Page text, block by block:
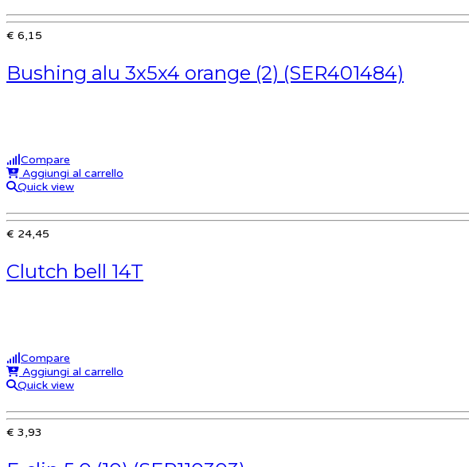
€ 6,15
Bushing alu 3x5x4 orange (2) (SER401484)
Compare
Aggiungi al carrello
Quick view
€ 24,45
Clutch bell 14T
Compare
Aggiungi al carrello
Quick view
€ 3,93